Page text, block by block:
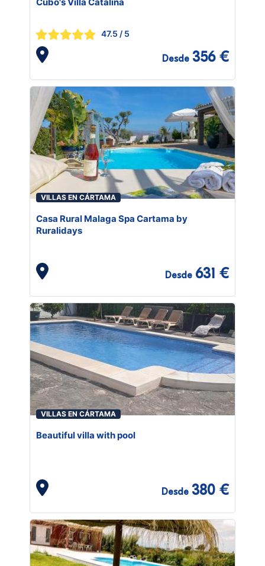
47.5 / 5
Desde 356 €
VILLAS EN CÁRTAMA
Casa Rural Malaga Spa Cartama by
Ruralidays
Desde 631 €
VILLAS EN CÁRTAMA
Beautiful villa with pool
Desde 380 €